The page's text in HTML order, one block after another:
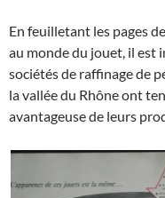
En feuilletant les pages
au monde du jouet, il est
sociétés de raffinage de
la vallée du Rhône ont
avantageuse de leurs